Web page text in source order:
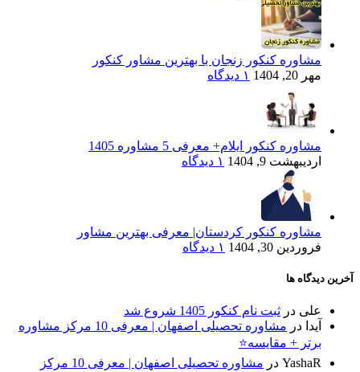
مشاوره کنکور زنجان با بهترین مشاور کنکور
مهر 20, 1404
۱ دیدگاه
مشاوره کنکور ایلام+ معرفی 5 مشاوره 1405
اردیبهشت 9, 1404
۱ دیدگاه
مشاوره کنکور کردستان| معرفی بهترین مشاور
فروردین 30, 1404
۱ دیدگاه
آخرین دیدگاه ها
علی در ثبت نام کنکور 1405 شروع شد
آیدا در
مشاوره تحصیلی اصفهان | معرفی 10 مرکز مشاوره
برتر + مقایسه⭐
YashaR در
مشاوره تحصیلی اصفهان | معرفی 10 مرکز